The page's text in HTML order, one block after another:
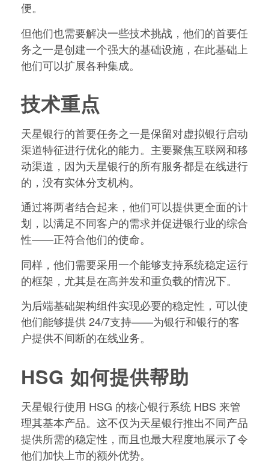
便。
但他们也需要解决一些技术挑战，他们的首要任
务之一是创建一个强大的基础设施，在此基础上
他们可以扩展各种集成。
技术重点
天星银行的首要任务之一是保留对虚拟银行启动
渠道特征进行优化的能力。主要聚焦互联网和移
动渠道，因为天星银行的所有服务都是在线进行
的，没有实体分支机构。
通过将两者结合起来，他们可以提供更全面的计
划，以满足不同客户的需求并促进银行业的综合
性——正符合他们的使命。
同样，他们需要采用一个能够支持系统稳定运行
的框架，尤其是在高并发和重负载的情况下。
为后端基础架构组件实现必要的稳定性，可以使
他们能够提供 24/7支持——为银行和银行的客
户提供不间断的在线业务。
HSG 如何提供帮助
天星银行使用 HSG 的核心银行系统 HBS 来管
理其基本产品。这不仅为天星银行推出不同产品
提供所需的稳定性，而且也最大程度地展示了令
他们加快上市的额外优势。